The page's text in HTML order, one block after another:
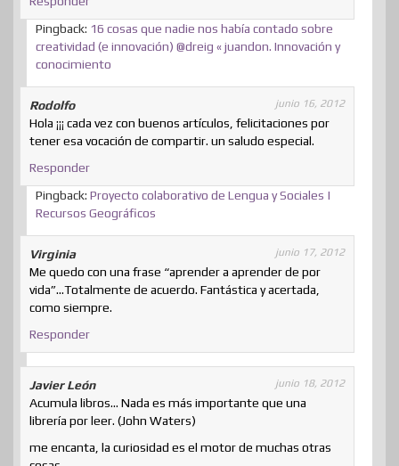
Pingback: 16 cosas que nadie nos había contado sobre
creatividad (e innovación) @dreig « juandon. Innovación y
conocimiento
Rodolfo junio 16, 2012
Hola ¡¡¡ cada vez con buenos artículos, felicitaciones por
tener esa vocación de compartir. un saludo especial.
Responder
Pingback: Proyecto colaborativo de Lengua y Sociales |
Recursos Geográficos
Virginia junio 17, 2012
Me quedo con una frase “aprender a aprender de por
vida”…Totalmente de acuerdo. Fantástica y acertada,
como siempre.
Responder
Javier León junio 18, 2012
Acumula libros… Nada es más importante que una
librería por leer. (John Waters)
me encanta, la curiosidad es el motor de muchas otras